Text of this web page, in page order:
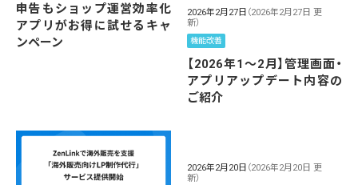
申告もショップ運営効率化
アプリがお得に試せるキャ
ンペーン
2026年2月27日 （2026年2月27日 更
新）
機能改善
【2026年1～2月】管理画面・
アプリアップデート内容の
ご紹介
2026年2月20日 （2026年2月20日 更
新）